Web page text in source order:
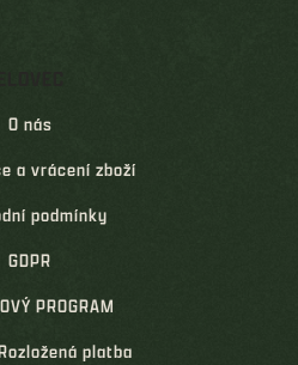
O nás
a vrácení zboží
podmínky
GDPR
PROGRAM
platba